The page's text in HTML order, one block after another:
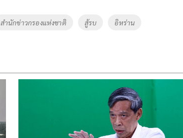
สำนักข่าวกรองแห่งชาติ สู้รบ อิหร่าน